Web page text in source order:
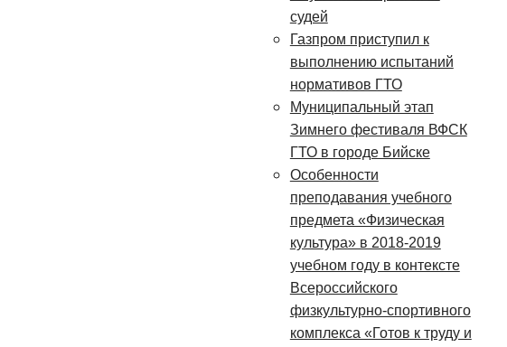
судей
Газпром приступил к
выполнению испытаний
нормативов ГТО
Муниципальный этап
Зимнего фестиваля ВФСК
ГТО в городе Бийске
Особенности
преподавания учебного
предмета «Физическая
культура» в 2018-2019
учебном году в контексте
Всероссийского
физкультурно-спортивного
комплекса «Готов к труду и